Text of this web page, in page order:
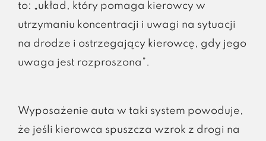
to: „układ, który pomaga kierowcy w
utrzymaniu koncentracji i uwagi na sytuacji
na drodze i ostrzegający kierowcę, gdy jego
uwaga jest rozproszona”.
Wyposażenie auta w taki system powoduje,
że jeśli kierowca spuszcza wzrok z drogi na